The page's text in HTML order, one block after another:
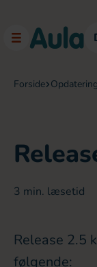
forside
3 min. læsetid
Release 2.5
følgende: